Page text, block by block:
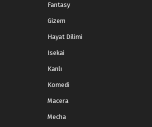
Fantasy
Gizem
Hayat Dilimi
Isekai
Kanlı
Komedi
Macera
Mecha